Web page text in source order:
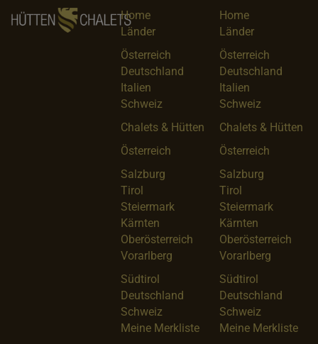
Home
Länder
Österreich
Deutschland
Italien
Schweiz
Chalets & Hütten
Österreich
Salzburg
Tirol
Steiermark
Kärnten
Oberösterreich
Vorarlberg
Südtirol
Deutschland
Schweiz
Meine Merkliste
Home
Länder
Österreich
Deutschland
Italien
Schweiz
Chalets & Hütten
Österreich
Salzburg
Tirol
Steiermark
Kärnten
Oberösterreich
Vorarlberg
Südtirol
Deutschland
Schweiz
Meine Merkliste